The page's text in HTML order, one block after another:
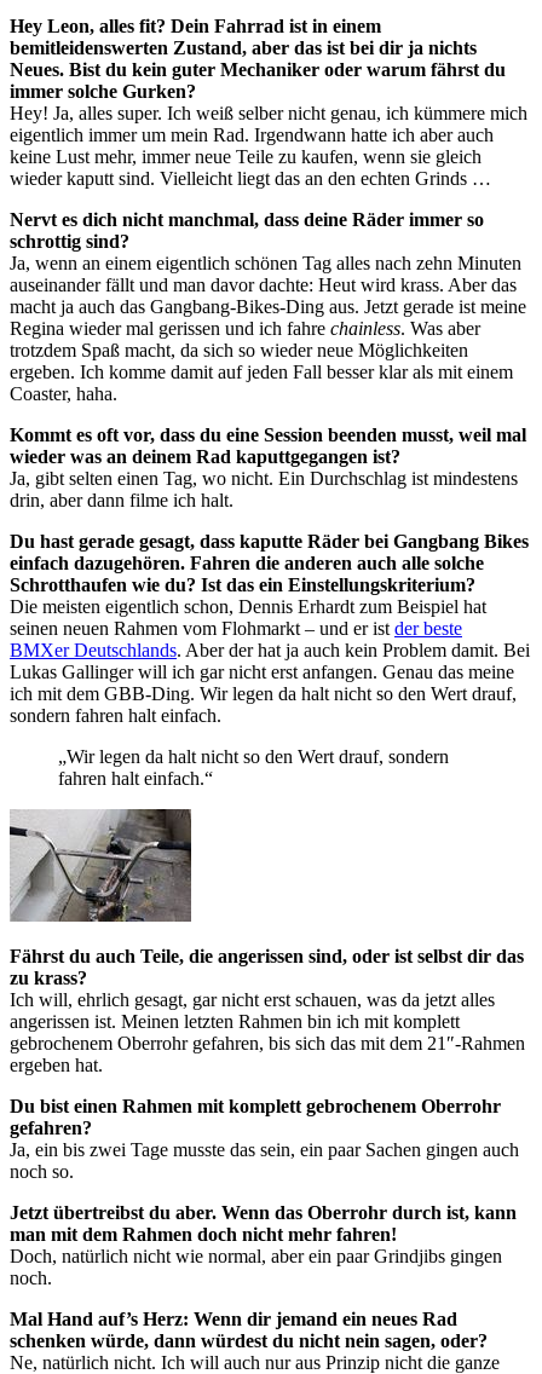
Hey Leon, alles fit? Dein Fahrrad ist in einem
bemitleidenswerten Zustand, aber das ist bei dir ja nichts
Neues. Bist du kein guter Mechaniker oder warum fährst du
immer solche Gurken?
Hey! Ja, alles super. Ich weiß selber nicht genau, ich kümmere mich
eigentlich immer um mein Rad. Irgendwann hatte ich aber auch
keine Lust mehr, immer neue Teile zu kaufen, wenn sie gleich
wieder kaputt sind. Vielleicht liegt das an den echten Grinds …
Nervt es dich nicht manchmal, dass deine Räder immer so
schrottig sind?
Ja, wenn an einem eigentlich schönen Tag alles nach zehn Minuten
auseinander fällt und man davor dachte: Heut wird krass. Aber das
macht ja auch das Gangbang-Bikes-Ding aus. Jetzt gerade ist meine
Regina wieder mal gerissen und ich fahre chainless. Was aber
trotzdem Spaß macht, da sich so wieder neue Möglichkeiten
ergeben. Ich komme damit auf jeden Fall besser klar als mit einem
Coaster, haha.
Kommt es oft vor, dass du eine Session beenden musst, weil mal
wieder was an deinem Rad kaputtgegangen ist?
Ja, gibt selten einen Tag, wo nicht. Ein Durchschlag ist mindestens
drin, aber dann filme ich halt.
Du hast gerade gesagt, dass kaputte Räder bei Gangbang Bikes
einfach dazugehören. Fahren die anderen auch alle solche
Schrotthaufen wie du? Ist das ein Einstellungskriterium?
Die meisten eigentlich schon, Dennis Erhardt zum Beispiel hat
seinen neuen Rahmen vom Flohmarkt – und er ist der beste
BMXer Deutschlands. Aber der hat ja auch kein Problem damit. Bei
Lukas Gallinger will ich gar nicht erst anfangen. Genau das meine
ich mit dem GBB-Ding. Wir legen da halt nicht so den Wert drauf,
sondern fahren halt einfach.
„Wir legen da halt nicht so den Wert drauf, sondern
fahren halt einfach.“
Fährst du auch Teile, die angerissen sind, oder ist selbst dir das
zu krass?
Ich will, ehrlich gesagt, gar nicht erst schauen, was da jetzt alles
angerissen ist. Meinen letzten Rahmen bin ich mit komplett
gebrochenem Oberrohr gefahren, bis sich das mit dem 21″-Rahmen
ergeben hat.
Du bist einen Rahmen mit komplett gebrochenem Oberrohr
gefahren?
Ja, ein bis zwei Tage musste das sein, ein paar Sachen gingen auch
noch so.
Jetzt übertreibst du aber. Wenn das Oberrohr durch ist, kann
man mit dem Rahmen doch nicht mehr fahren!
Doch, natürlich nicht wie normal, aber ein paar Grindjibs gingen
noch.
Mal Hand auf’s Herz: Wenn dir jemand ein neues Rad
schenken würde, dann würdest du nicht nein sagen, oder?
Ne, natürlich nicht. Ich will auch nur aus Prinzip nicht die ganze